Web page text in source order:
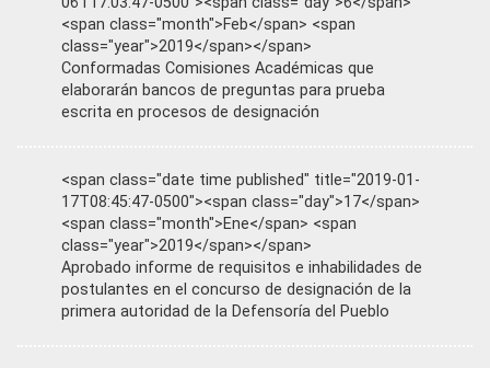
<span class="month">Feb</span> <span
class="year">2019</span></span>
Conformadas Comisiones Académicas que
elaborarán bancos de preguntas para prueba
escrita en procesos de designación
<span class="date time published" title="2019-01-
17T08:45:47-0500"><span class="day">17</span>
<span class="month">Ene</span> <span
class="year">2019</span></span>
Aprobado informe de requisitos e inhabilidades de
postulantes en el concurso de designación de la
primera autoridad de la Defensoría del Pueblo